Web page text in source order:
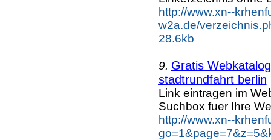
http://www.xn--
w2a.de/
28.6kb
9. Gratis
stadtrundfahrt berlin
Link eintragen im
Suchbox fuer Ihre
http://www.xn--